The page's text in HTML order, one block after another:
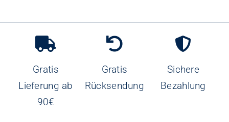
Gratis
Lieferung ab
90€
Gratis
Rücksendung
Sichere
Bezahlung